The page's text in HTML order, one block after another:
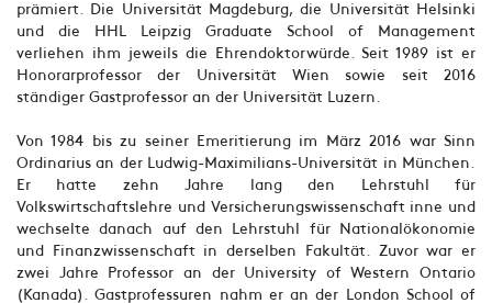
prämiert. Die Universität Magdeburg, die Universität Helsinki
und die HHL Leipzig Graduate School of Management
verliehen ihm jeweils die Ehrendoktorwürde. Seit 1989 ist er
Honorarprofessor der Universität Wien sowie seit 2016
ständiger Gastprofessor an der Universität Luzern.
Von 1984 bis zu seiner Emeritierung im März 2016 war Sinn
Ordinarius an der Ludwig-Maximilians-Universität in München.
Er hatte zehn Jahre lang den Lehrstuhl für
Volkswirtschaftslehre und Versicherungswissenschaft inne und
wechselte danach auf den Lehrstuhl für Nationalökonomie
und Finanzwissenschaft in derselben Fakultät. Zuvor war er
zwei Jahre Professor an der University of Western Ontario
(Kanada). Gastprofessuren nahm er an der London School of